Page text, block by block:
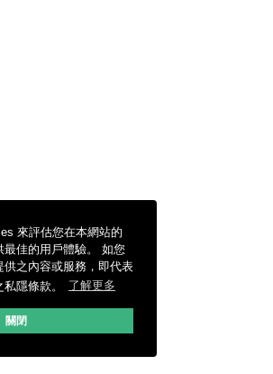
來評估您在本網站的
最佳的用戶體驗。 如您
之內容或服務，即代表
隱條款。
了解更多
關閉